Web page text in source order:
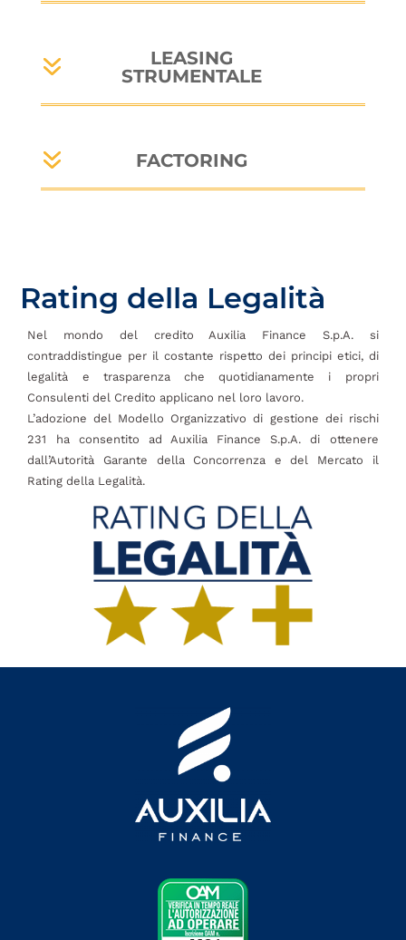
LEASING
STRUMENTALE
FACTORING
Rating della Legalità
Nel mondo del credito Auxilia Finance S.p.A. si
contraddistingue per il costante rispetto dei principi etici, di
legalità e trasparenza che quotidianamente i propri
Consulenti del Credito applicano nel loro lavoro.
L’adozione del Modello Organizzativo di gestione dei rischi
231 ha consentito ad Auxilia Finance S.p.A. di ottenere
dall’Autorità Garante della Concorrenza e del Mercato il
Rating della Legalità.